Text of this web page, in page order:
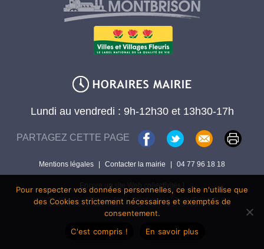
Lundi au vendredi : 9h-12h30 et 13h30-17h
PARTAGEZ CETTE PAGE
Mentions légales | Contacter la mairie | 04 77 96 18 18
Encore un site Web collectivités !
Pour respecter vos données personnelles, ce site n'utilise que
des Cookies strictement nécessaires et exemptés de
consentement.
C'est compris !
En savoir plus